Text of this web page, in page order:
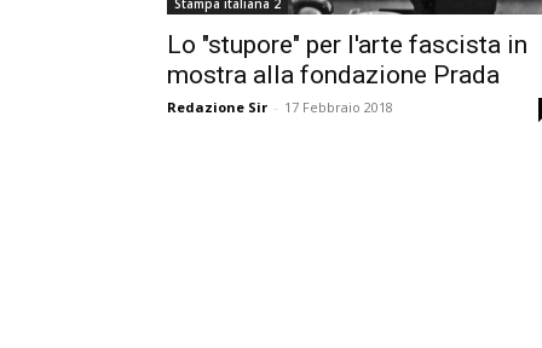
Stampa italiana 2
Lo "stupore" per l'arte fascista in
mostra alla fondazione Prada
Redazione Sir - 17 Febbraio 2018